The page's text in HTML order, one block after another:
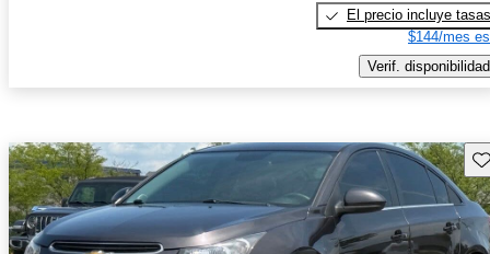
El precio incluye tasas
$144/mes
Verif. disponibilidad